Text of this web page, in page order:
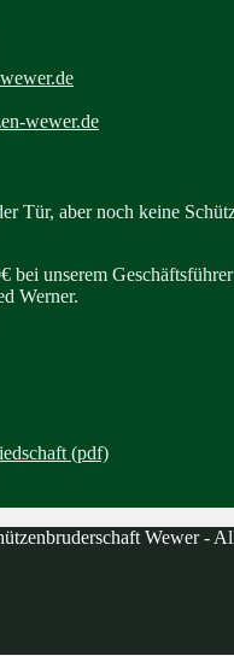
wewer.de
Tür, aber noch keine
bei unserem Geschäftsführer
Werner.
(pdf)
Wewer -